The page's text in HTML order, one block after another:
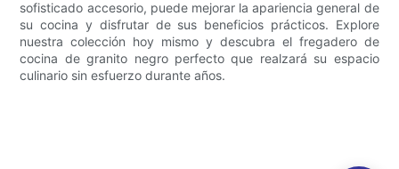
sofisticado accesorio, puede mejorar la apariencia general de
su cocina y disfrutar de sus beneficios prácticos. Explore
nuestra colección hoy mismo y descubra el fregadero de
cocina de granito negro perfecto que realzará su espacio
culinario sin esfuerzo durante años.